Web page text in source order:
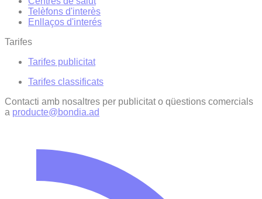
Telèfons d'interès
Enllaços d'interés
Tarifes
Tarifes publicitat
Tarifes classificats
Contacti amb nosaltres per publicitat o qüestions comercials
a producte@bondia.ad